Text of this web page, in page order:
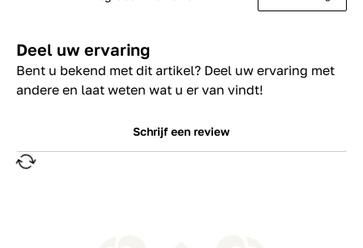
Deel uw ervaring
Bent u bekend met dit artikel? Deel uw ervaring met
andere en laat weten wat u er van vindt!
Schrijf een review